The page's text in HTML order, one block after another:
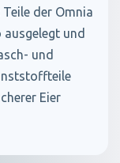
der Omnia
ausgelegt und
und
Eier